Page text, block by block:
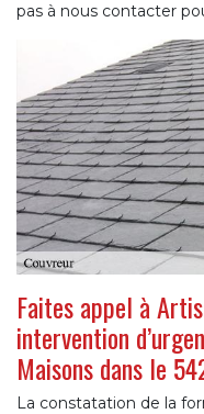
pas à nous contacter
Faites appel à
intervention
Maisons dans le
La constatation de la